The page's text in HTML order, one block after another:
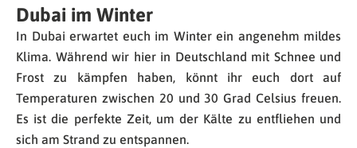
Dubai im Winter
In Dubai erwartet euch im Winter ein angenehm mildes
Klima. Während wir hier in Deutschland mit Schnee und
Frost zu kämpfen haben, könnt ihr euch dort auf
Temperaturen zwischen 20 und 30 Grad Celsius freuen.
Es ist die perfekte Zeit, um der Kälte zu entfliehen und
sich am Strand zu entspannen.